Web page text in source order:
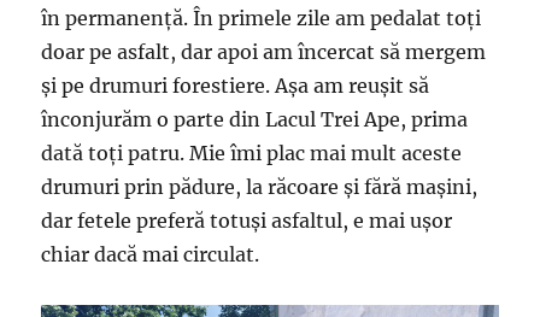
în permanență. În primele zile am pedalat toți
doar pe asfalt, dar apoi am încercat să mergem
și pe drumuri forestiere. Așa am reușit să
înconjurăm o parte din Lacul Trei Ape, prima
dată toți patru. Mie îmi plac mai mult aceste
drumuri prin pădure, la răcoare și fără mașini,
dar fetele preferă totuși asfaltul, e mai ușor
chiar dacă mai circulat.